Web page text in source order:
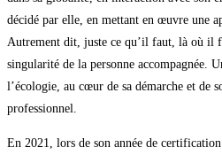
décidé par elle, en mettant en œuvre une
Autrement dit, juste ce qu’il faut, là où il
singularité de la personne accompagnée.
l’écologie, au cœur de sa démarche et de
professionnel.
En 2021, lors de son année de